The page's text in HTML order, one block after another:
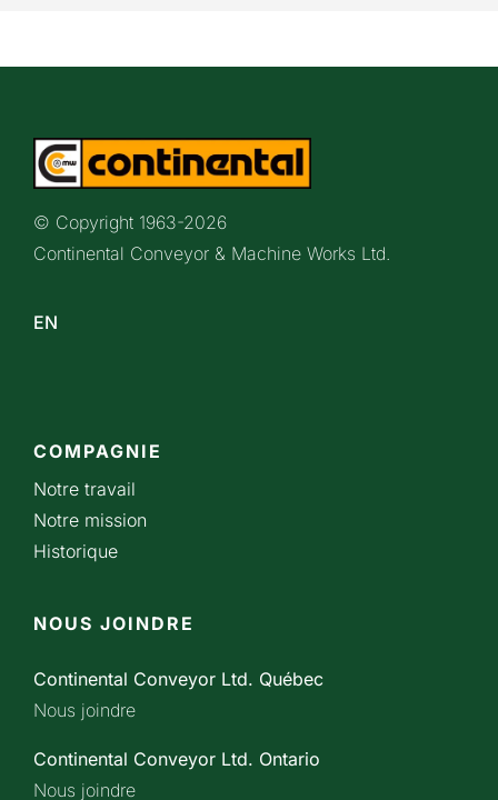
© Copyright 1963-2026
Continental Conveyor & Machine Works Ltd.
EN
COMPAGNIE
Notre travail
Notre mission
Historique
NOUS JOINDRE
Continental Conveyor Ltd. Québec
Nous joindre
Continental Conveyor Ltd. Ontario
Nous joindre